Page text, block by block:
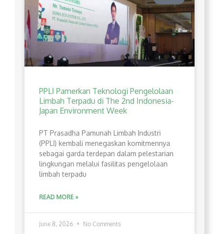
PPLI Pamerkan Teknologi Pengelolaan
Limbah Terpadu di The 2nd Indonesia-
Japan Environment Week
PT Prasadha Pamunah Limbah Industri
(PPLI) kembali menegaskan komitmennya
sebagai garda terdepan dalam pelestarian
lingkungan melalui fasilitas pengelolaan
limbah terpadu
READ MORE »
June 8, 2026 No Comments